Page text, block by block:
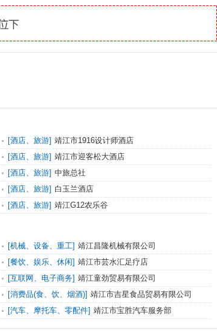
[酒店、旅游] 靖江市1916设计师酒店
[酒店、旅游] 靖江市迎客松大酒店
[酒店、旅游] 中旅总社
[酒店、旅游] 白玉兰酒店
[酒店、旅游] 靖江G12农乐谷
[机械、设备、重工] 靖江昌隆机械有限公司
[餐饮、娱乐、休闲] 靖江市芸水汇足疗店
[互联网、电子商务] 靖江童劲贸易有限公司
[消费品(食、饮、烟酒)] 靖江市吉星食品贸易有限公司
[汽车、摩托车、零配件] 靖江市宝胜汽车服务部